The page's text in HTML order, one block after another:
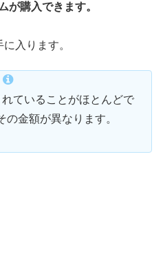
が購入できます。
入ります。
ていることがほとんどで
金額が異なります。